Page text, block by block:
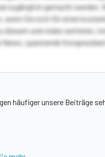
gemacht werden.
wenn Sie sich für einen
und vielen weiteren,
spannende
häufiger unsere Beiträge